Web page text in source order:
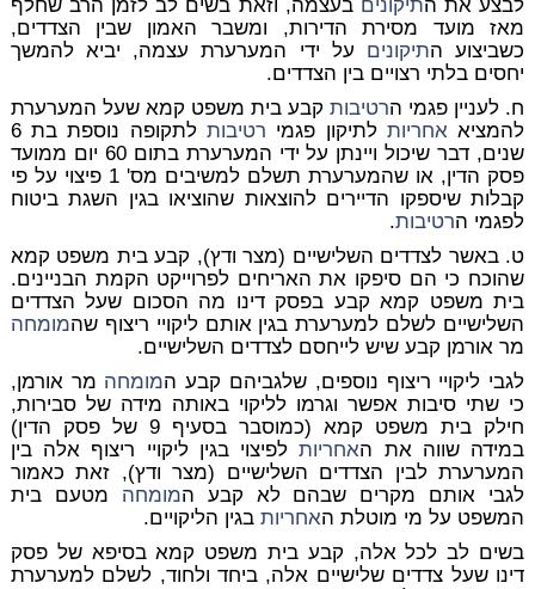
לבצע את התיקונים בעצמה, וזאת בשים לב לזמן הרב שחלף
מאז מועד מסירת הדירות, ומשבר האמון שבין הצדדים,
כשביצוע התיקונים על ידי המערערת עצמה, יביא להמשך
יחסים בלתי רצויים בין הצדדים.
ח. לעניין פגמי הרטיבותקבע בית משפט קמא שעל המערערת
להמציא אחריות לתיקון פגמי רטיבות
לתקופה נוספת בת 6
שנים, דבר שיכול ויינתן על ידי המערערת בתום 60 יום ממועד
פסק הדין, או שהמערערת תשלם למשיבים מס' 1 פיצוי על פי
קבלות שיספקו הדיירים להוצאות שהוציאו בגין השגת ביטוח
לפגמי הרטיבות.
ט. באשר לצדדים השלישיים (מצר ודץ), קבע בית משפט קמא
שהוכח כי הם סיפקו את האריחים לפרוייקט הקמת הבניינים.
בית משפט קמא קבע בפסק דינו מה הסכום שעל הצדדים
השלישיים לשלם למערערת בגין אותם ליקויי ריצוף שהמומחה
מר אורמן קבע שיש לייחסם לצדדים השלישיים.
לגבי ליקויי ריצוף נוספים, שלגביהם קבע המומחה מר אורמן,
כי שתי סיבות אפשר וגרמו לליקוי באותה מידה של סבירות,
חילק בית משפט קמא (כמוסבר בסעיף 9 של פסק הדין)
במידה שווה את האחריותלפיצוי בגין ליקויי ריצוף אלה בין
המערערת לבין הצדדים השלישיים (מצר ודץ), זאת כאמור
לגבי אותם מקרים שבהם לא קבע המומחה מטעם בית
המשפט על מי מוטלת האחריותבגין הליקויים.
בשים לב לכל אלה, קבע בית משפט קמא בסיפא של פסק
דינו שעל צדדים שלישיים אלה, ביחד ולחוד, לשלם למערערת